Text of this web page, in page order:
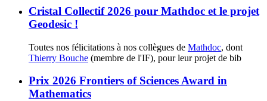
Cristal Collectif 2026 pour Mathdoc et le projet
Geodesic !
Toutes nos félicitations à nos collègues de Mathdoc, dont
Thierry Bouche (membre de l'IF), pour leur projet de bib
Prix 2026 Frontiers of Sciences Award in
Mathematics